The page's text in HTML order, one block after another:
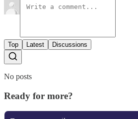
Top Latest Discussions
No posts
Ready for more?